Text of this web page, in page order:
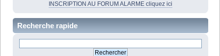
INSCRIPTION AU FORUM ALARME cliquez ici
Recherche rapide